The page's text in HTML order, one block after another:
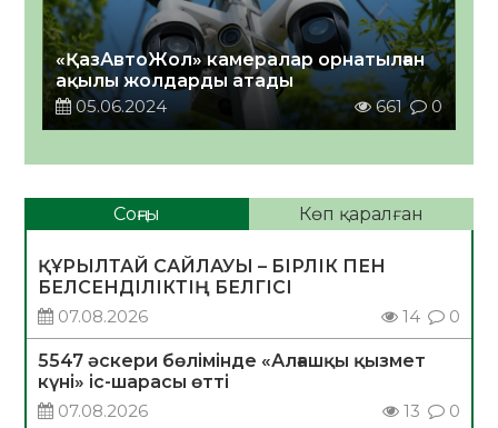
«ҚазАвтоЖол» камералар орнатылған
ақылы жолдарды атады
05.06.2024
661 0
Соңғы Көп қаралған
ҚҰРЫЛТАЙ САЙЛАУЫ – БІРЛІК ПЕН
БЕЛСЕНДІЛІКТІҢ БЕЛГІСІ
07.08.2026
14 0
5547 әскери бөлімінде «Алғашқы қызмет
күні» іс-шарасы өтті
07.08.2026
13 0